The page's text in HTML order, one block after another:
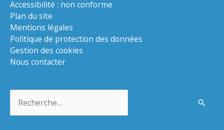
Accessibilité : non conforme
Plan du site
Mentions légales
Politique de protection des données
Gestion des cookies
Nous contacter